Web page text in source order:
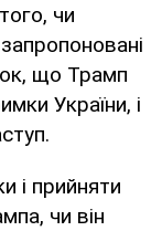
чи
що Трамп
України, і
і прийняти
чи він